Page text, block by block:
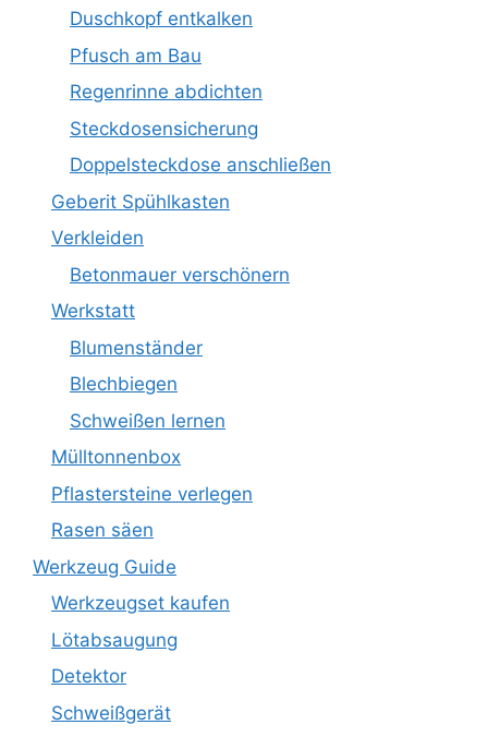
Duschkopf entkalken
Pfusch am Bau
Regenrinne abdichten
Steckdosensicherung
Doppelsteckdose anschließen
Geberit Spühlkasten
Verkleiden
Betonmauer verschönern
Werkstatt
Blumenständer
Blechbiegen
Schweißen lernen
Mülltonnenbox
Pflastersteine verlegen
Rasen säen
Werkzeug Guide
Werkzeugset kaufen
Lötabsaugung
Detektor
Schweißgerät